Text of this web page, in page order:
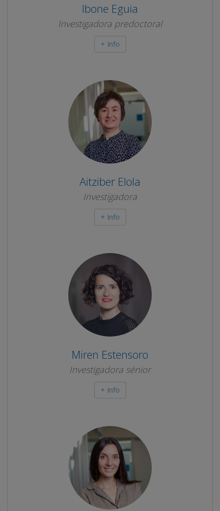
Ibone Eguia
Investigadora predoctoral
+ Info
Aitziber Elola
Investigadora
+ Info
Miren Estensoro
Investigadora sénior
+ Info